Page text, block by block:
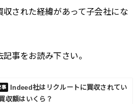
された経緯があって子会社にな
事をお読み下さい。
Indeed社はリクルートに買収されてい
収額はいくら？